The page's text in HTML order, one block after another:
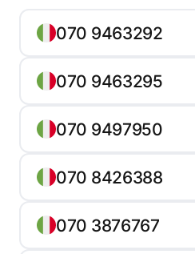
070 9463292
070 9463295
070 9497950
070 8426388
070 3876767